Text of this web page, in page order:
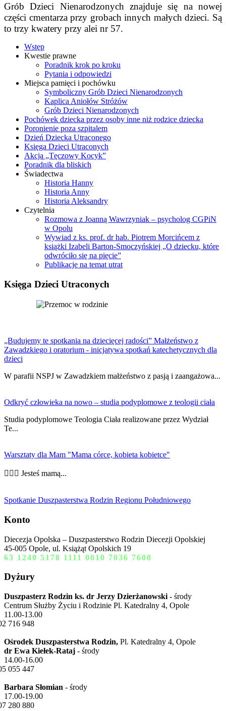
Grób Dzieci Nienarodzonych znajduje się na nowej
części cmentarza przy grobach innych małych dzieci. Są
to trzy kwatery przy alei nr 57.
Wstęp
Kwestie prawne
Poradnik krok po kroku
Pytania i odpowiedzi
Miejsca pamięci i pochówku
Symboliczny Grób Dzieci Nienarodzonych
Kaplica Aniołów Stróżów
Grób Dzieci Nienarodzonych
Pochówek dziecka przez osoby inne niż rodzice dziecka
Poronienie poza szpitalem
Dzień Dziecka Utraconego
Księga Dzieci Utraconych
Akcja „Tęczowy Kocyk”
Poradnik dla bliskich
Świadectwa
Historia Hanny
Historia Anny
Historia Aleksandry
Czytelnia
Rozmowa z Joanną Wawrzyniak – psycholog CGPiN
w Opolu
Wywiad z ks. prof. dr hab. Piotrem Morcińcem z
książki Izabeli Barton-Smoczyńskiej „O dziecku, które
odwróciło się na pięcie”
Publikacje na temat utrat
Księga Dzieci Utraconych
„Budujemy te spotkania na dziecięcej radości” Małżeństwo z
Zawadzkiego i oratorium - inicjatywa spotkań katechetycznych dla
dzieci
W parafii NSPJ w Zawadzkiem małżeństwo z pasją i zaangażowa...
Odkryć człowieka na nowo – studia podyplomowe z teologii ciała
Studia podyplomowe Teologia Ciała realizowane przez Wydział
Te...
Warsztaty dla Mam "Mama córce, kobieta kobietce"
👩‍❤️‍👩 Jesteś mamą...
Spotkanie Duszpasterstwa Rodzin Regionu Południowego
Konto
Diecezja Opolska – Duszpasterstwo Rodzin Diecezji Opolskiej
45-005 Opole, ul. Książąt Opolskich 19
63 1240 5178 1111 0010 7036 7600
Dyżury
Duszpasterz Rodzin ks. dr Jerzy Dzierżanowski - środy
Centrum Służby Życiu i Rodzinie Pl. Katedralny 4, Opole
11.00-13.00
716 948
Ośrodek Duszpasterstwa Rodzin, Pl. Katedralny 4, Opole
dr Ewa Kiełek-Rataj - środy
14.00-16.00
055 447
Barbara Słomian - środy
17.00-19.00
280 880